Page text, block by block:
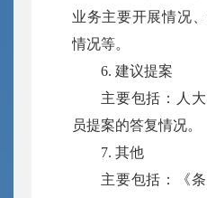
业务主要开展情况
情况等。
6. 建议提案
主要包括：人
员提案的答复情况。
7. 其他
主要包括：《